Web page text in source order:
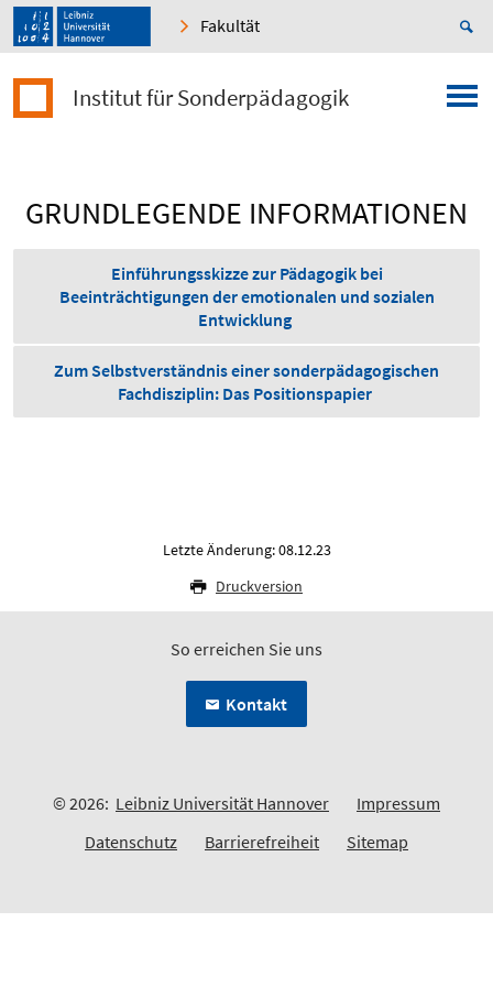
Fakultät
Institut für Sonderpädagogik
GRUNDLEGENDE INFORMATIONEN
Einführungsskizze zur Pädagogik bei
Beeinträchtigungen der emotionalen und sozialen
Entwicklung
Zum Selbstverständnis einer sonderpädagogischen
Fachdisziplin: Das Positionspapier
Letzte Änderung: 08.12.23
Druckversion
So erreichen Sie uns
Kontakt
© 2026: Leibniz Universität Hannover
Impressum
Datenschutz
Barrierefreiheit Sitemap